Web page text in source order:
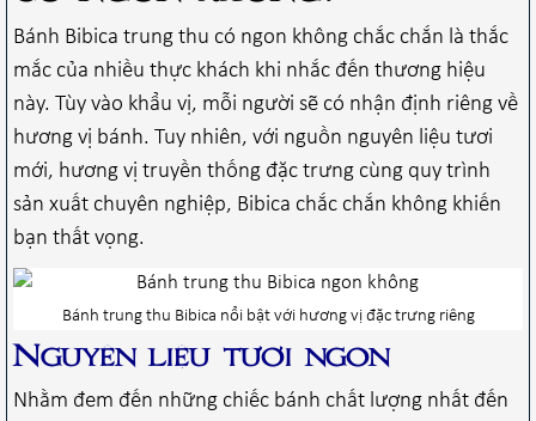
Bánh Bibica trung thu có ngon không chắc chắn là thắc
mắc của nhiều thực khách khi nhắc đến thương hiệu
này. Tùy vào khẩu vị, mỗi người sẽ có nhận định riêng về
hương vị bánh. Tuy nhiên, với nguồn nguyên liệu tươi
mới, hương vị truyền thống đặc trưng cùng quy trình
sản xuất chuyên nghiệp, Bibica chắc chắn không khiến
bạn thất vọng.
Bánh trung thu Bibica nổi bật với hương vị đặc trưng riêng
Nguyên liệu tươi ngon
Nhằm đem đến những chiếc bánh chất lượng nhất đến